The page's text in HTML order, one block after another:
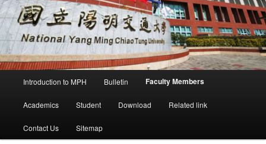
Introduction to MPH Bulletin Faculty Members
Academics Student Download Related link
Contact Us Sitemap